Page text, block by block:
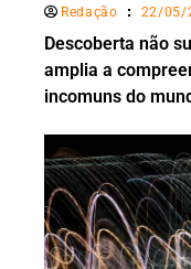
Redação 22/05/
Descoberta não
amplia a
incomuns do